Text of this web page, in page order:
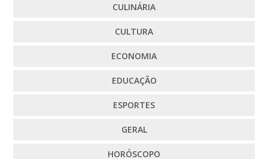
CULINÁRIA
CULTURA
ECONOMIA
EDUCAÇÃO
ESPORTES
GERAL
HORÓSCOPO